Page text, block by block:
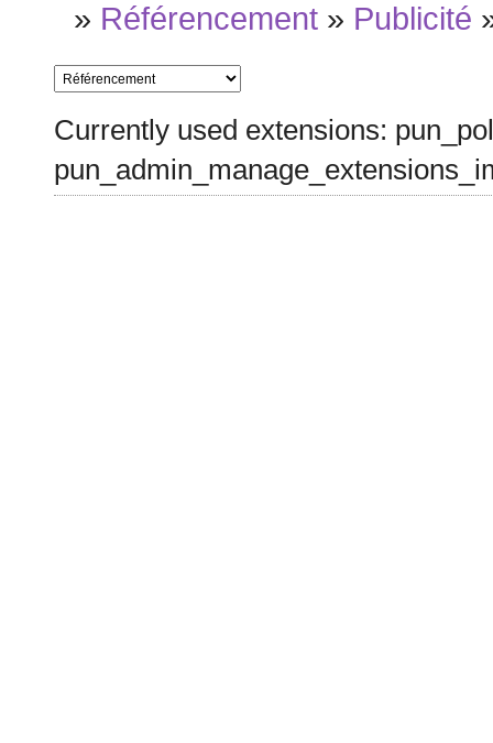
» Référencement » Publicité
Currently used extensions: